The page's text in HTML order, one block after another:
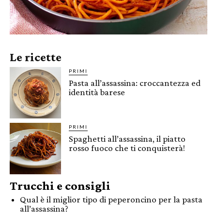
Le ricette
PRIMI
Pasta all’assassina: croccantezza ed
identità barese
PRIMI
Spaghetti all’assassina, il piatto
rosso fuoco che ti conquisterà!
Trucchi e consigli
Qual è il miglior tipo di peperoncino per la pasta
all’assassina?